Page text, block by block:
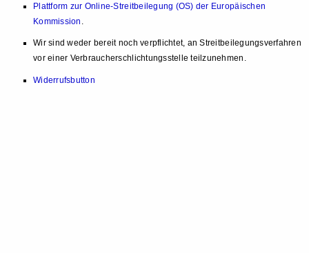
Plattform zur Online-Streitbeilegung (OS) der Europäischen
Kommission
Wir sind weder bereit noch verpflichtet, an Streitbeilegungsverfahren
vor einer Verbraucherschlichtungsstelle teilzunehmen.
Widerrufsbutton